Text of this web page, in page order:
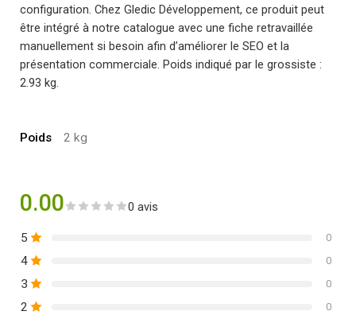
configuration. Chez Gledic Développement, ce produit peut
être intégré à notre catalogue avec une fiche retravaillée
manuellement si besoin afin d’améliorer le SEO et la
présentation commerciale. Poids indiqué par le grossiste :
2.93 kg.
Poids 2 kg
0.00 0 avis
5 0
4 0
3 0
2 0